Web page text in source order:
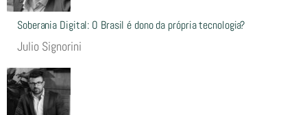
Soberania Digital: O Brasil é dono da própria tecnologia?
Julio Signorini